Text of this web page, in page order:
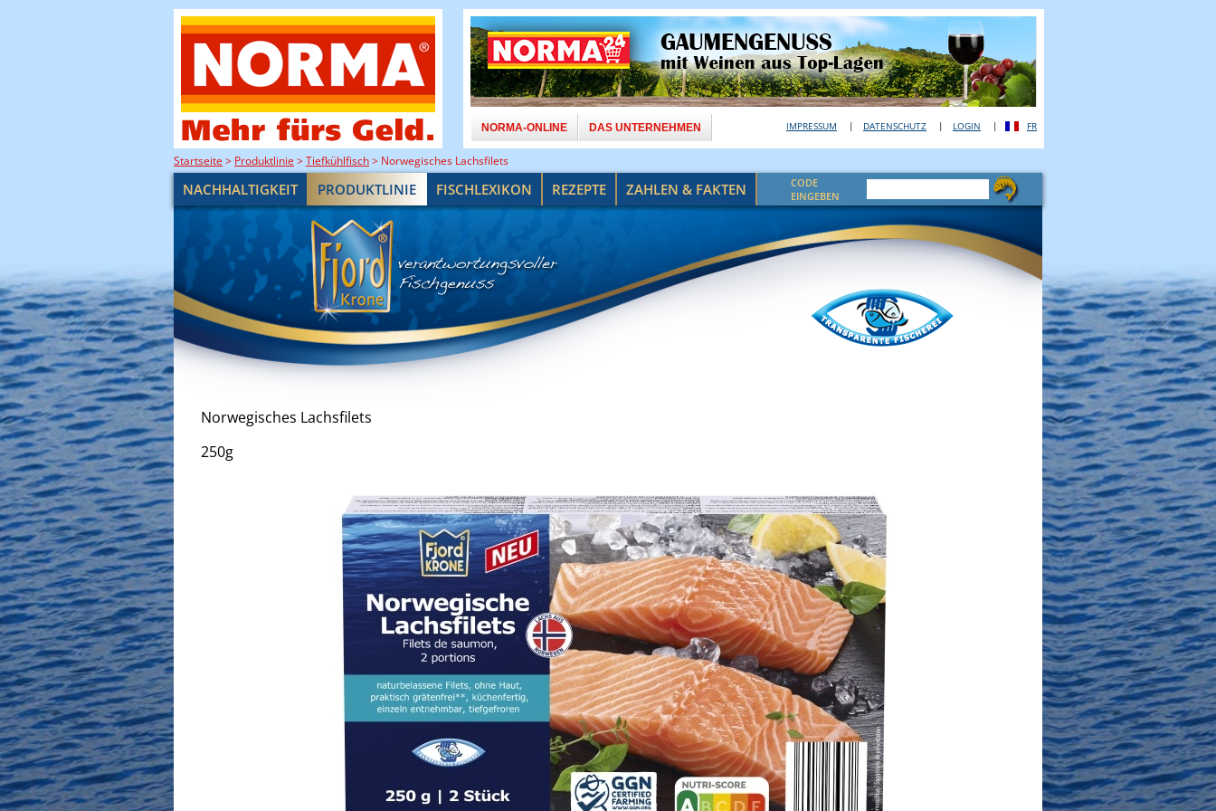
NORMA-ONLINE DAS UNTERNEHMEN FR
IMPRESSUM DATENSCHUTZ LOGIN
Startseite > Produktlinie >Tiefkühlfisch> Norwegisches Lachsfilets
NACHHALTIGKEIT PRODUKTLINIE FISCHLEXIKON REZEPTE ZAHLEN & FAKTEN
CODE
EINGEBEN
Norwegisches Lachsfilets
250g